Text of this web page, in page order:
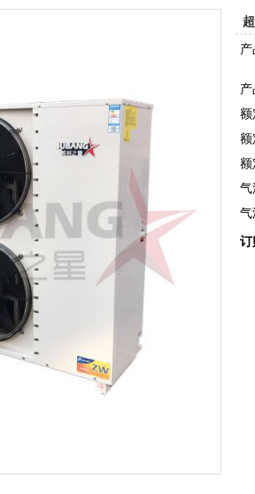
额
额
额
订